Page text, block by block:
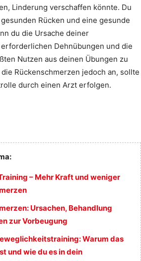
Linderung verschaffen könnte. Du
Rücken und eine gesunde
du die Ursache deiner
Dehnübungen und die
Nutzen aus deinen Übungen zu
Rückenschmerzen jedoch an, sollte
durch einen Arzt erfolgen.
– Mehr Kraft und weniger
Ursachen, Behandlung
zur Vorbeugung
Warum das
und wie du es in dein